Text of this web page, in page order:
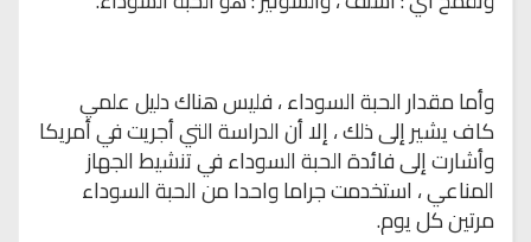
وأما مقدار الحبةالسوداء ، فليس هناك دليل علمي
كاف يشير إلى ذلك ، إلا أن الدراسة التي أجريت فيأمريكا
وأشارت إلى فائدة الحبة السوداء في تنشيط الجهاز
المناعي ، استخدمت جراماواحدا من الحبة السوداء
مرتين كل يوم.